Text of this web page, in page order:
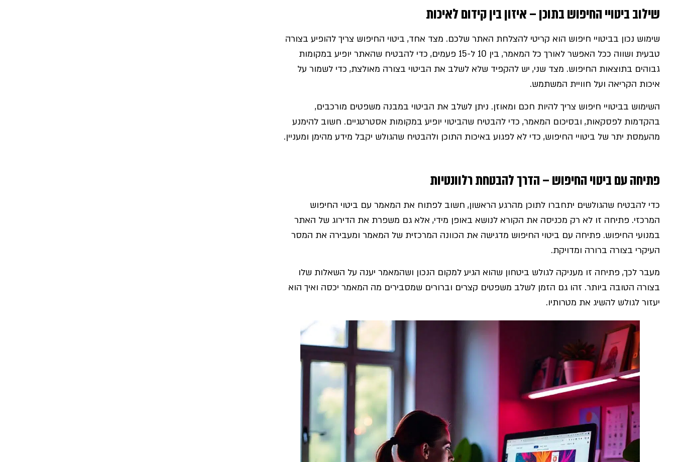
שילוב ביטויי החיפוש בתוכן – איזון בין קידום לאיכות
שימוש נכון בביטויי חיפוש הוא קריטי להצלחת האתר שלכם. מצד אחד, ביטוי החיפוש צריך להופיע בצורה
טבעית ושווה ככל האפשר לאורך כל המאמר, בין 10 ל-15 פעמים, כדי להבטיח שהאתר יופיע במקומות
גבוהים בתוצאות החיפוש. מצד שני, יש להקפיד שלא לשלב את הביטוי בצורה מאולצת, כדי לשמור על
איכות הקריאה ועל חוויית המשתמש.
השימוש בביטויי חיפוש צריך להיות חכם ומאוזן. ניתן לשלב את הביטוי במבנה משפטים מורכבים,
בהקדמות לפסקאות, ובסיכום המאמר, כדי להבטיח שהביטוי יופיע במקומות אסטרטגיים. חשוב להימנע
מהעמסת יתר של ביטויי החיפוש, כדי לא לפגוע באיכות התוכן ולהבטיח שהגולש יקבל מידע מהימן ומעניין.
פתיחה עם ביטוי החיפוש – הדרך להבטחת רלוונטיות
כדי להבטיח שהגולשים יתחברו לתוכן מהרגע הראשון, חשוב לפתוח את המאמר עם ביטוי החיפוש
המרכזי. פתיחה זו לא רק מכניסה את הקורא לנושא באופן מידי, אלא גם משפרת את הדירוג של האתר
במנועי החיפוש. פתיחה עם ביטוי החיפוש מדגישה את הכוונה המרכזית של המאמר ומעבירה את המסר
העיקרי בצורה ברורה ומדויקת.
מעבר לכך, פתיחה זו מעניקה לגולש ביטחון שהוא הגיע למקום הנכון ושהמאמר יענה על השאלות שלו
בצורה הטובה ביותר. זהו גם הזמן לשלב משפטים קצרים וברורים שמסבירים מה המאמר יכסה ואיך הוא
יעזור לגולש להשיג את מטרותיו.